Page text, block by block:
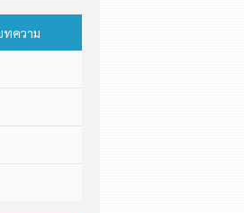
ทความ